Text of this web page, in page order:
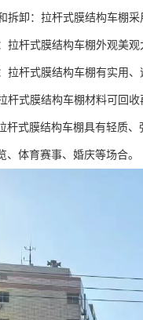
拆卸：拉杆式膜结构车棚
拉杆式膜结构车棚外观美
拉杆式膜结构车棚有实用
杆式膜结构车棚材料可回收
杆式膜结构车棚具有轻质
、体育赛事、婚庆等场合。